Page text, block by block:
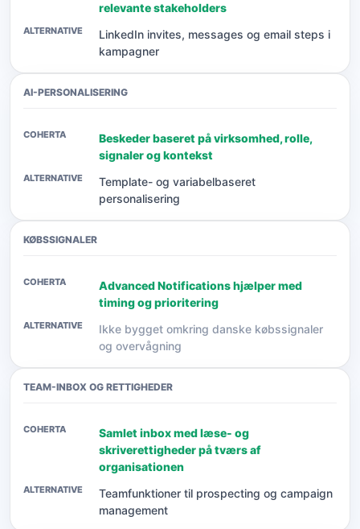
relevante stakeholders
LinkedIn invites, messages og email steps i
kampagner
AI-PERSONALISERING
Beskeder baseret på virksomhed, rolle,
signaler og kontekst
Template- og variabelbaseret
personalisering
KØBSSIGNALER
Advanced Notifications hjælper med
timing og prioritering
Ikke bygget omkring danske købssignaler
og overvågning
TEAM-INBOX OG RETTIGHEDER
Samlet inbox med læse- og
skriverettigheder på tværs af
organisationen
Teamfunktioner til prospecting og campaign
management